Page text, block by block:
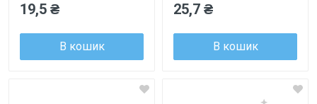
19,5 ₴
В кошик
25,7 ₴
В кошик